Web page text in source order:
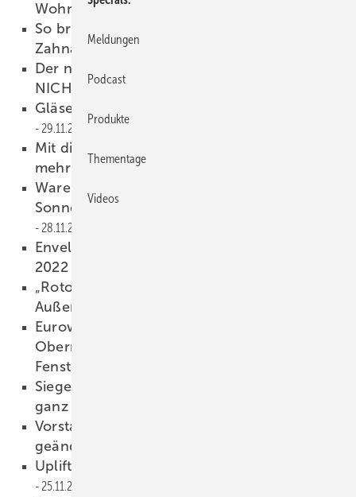
Wohnung verkaufen
So bringt Glas viel Licht in die
Zahnarztpraxis
Der niedrigste U-Wert ist beim Fenster
NICHT immer der beste
Gläserne feco-Trennwände zum Wohlfühlen
29.11.2022
Mit diesen Türdichtungen von athmer noch
mehr Energie sparen
Warema: Von den Fördermöglichkeiten für
Sonnenschutz und Steuerungen profitieren
28.11.2022
Envelon PV Fassade mit dem MasterPrize
2022 ausgezeichnet
„Roto Solid“: Das passende Band für jede
Außentür
Eurowindoor-Präsidentin Verena
Oberrauch: Jetzt auf den energetischen
Fenstertausch setzen!
Siegenia: So werden schweizer Rundzylinder
ganz leicht montiert
Vorstandswahl ift-Rosenheim: Das hat sich
geändert
Uplifter: Unterstützung in Belgien
25.11.2022
Meldungen
Podcast
Produkte
Thementage
Videos